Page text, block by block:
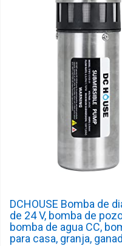
DCHOUSE Bomba de
de 24 V, bomba de
bomba de agua CC,
para casa, granja,